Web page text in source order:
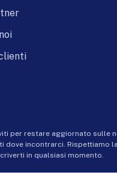
per restare aggiornato sulle
dove incontrarci. Rispettiamo
in qualsiasi momento.